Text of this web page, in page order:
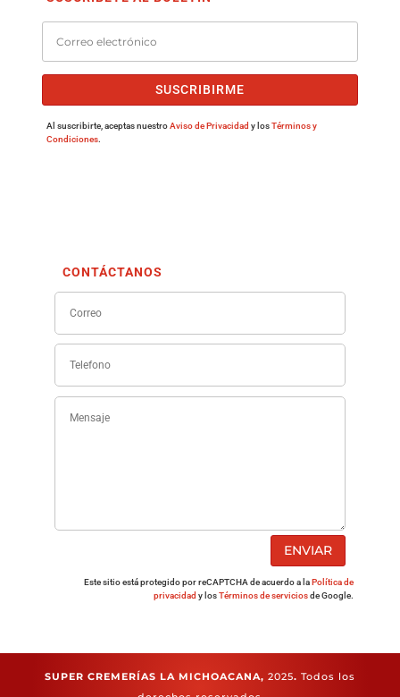
SUSCRIBIRME
Al suscribirte, aceptas nuestroAviso de Privacidad y losTérminos y
Condiciones.
CONTÁCTANOS
ENVIAR
Este sitio está protegido por reCAPTCHA de acuerdo a laPolítica de
privacidad y losTérminos de serviciosde Google.
SUPER CREMERÍAS LA MICHOACANA, 2025. Todos los